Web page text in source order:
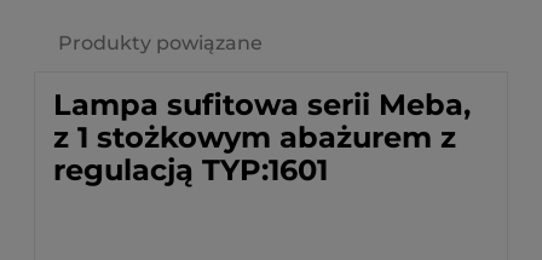
Produkty powiązane
Lampa sufitowa serii Meba,
z 1 stożkowym abażurem z
regulacją TYP:1601